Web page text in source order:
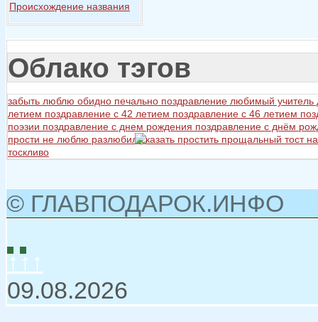
Происхождение названия
Облако тэгов
забыть люблю обидно печально поздравление любимый учитель
летием поздравление с 42 летием поздравление с 46 летием
поэзии поздравление с днем рождения поздравление с днём
прости не люблю разлюбил сказать простить прощальный тост
тоскливо
© ГЛАВПОДАРОК.ИНФО
↑↑↑
09.08.2026